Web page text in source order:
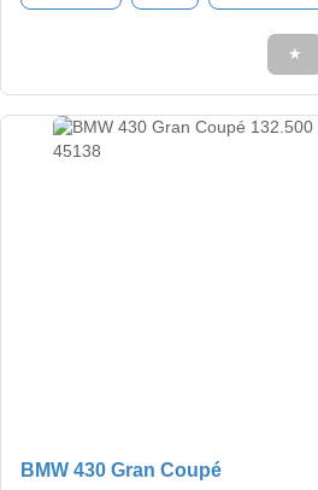
★
BMW 430 Gran Coupé